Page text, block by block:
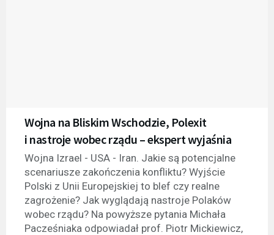
Wojna na Bliskim Wschodzie, Polexit
i nastroje wobec rządu – ekspert wyjaśnia
Wojna Izrael - USA - Iran. Jakie są potencjalne
scenariusze zakończenia konfliktu? Wyjście
Polski z Unii Europejskiej to blef czy realne
zagrożenie? Jak wyglądają nastroje Polaków
wobec rządu? Na powyższe pytania Michała
Pacześniaka odpowiadał prof. Piotr Mickiewicz,